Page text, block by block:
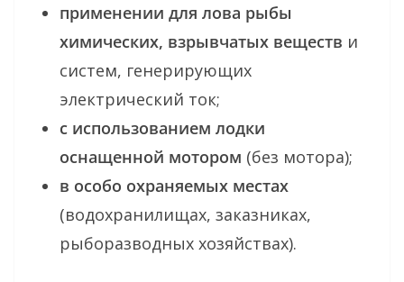
применении для лова рыбы
химических, взрывчатых веществ и
систем, генерирующих
электрический ток;
с использованием лодки
оснащенной мотором (без мотора);
в особо охраняемых местах
(водохранилищах, заказниках,
рыборазводных хозяйствах).